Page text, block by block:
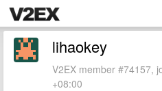
lihaokey
V2EX member #74157,
+08:00